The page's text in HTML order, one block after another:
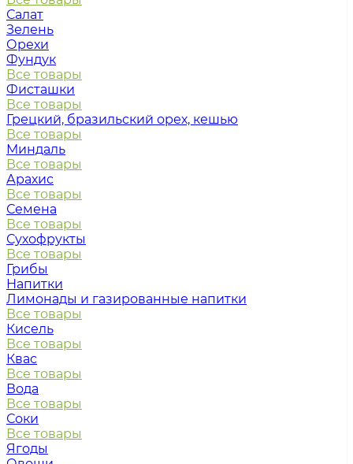
Салат
Зелень
Орехи
Фундук
Все товары
Фисташки
Все товары
Грецкий, бразильский орех, кешью
Все товары
Миндаль
Все товары
Арахис
Все товары
Семена
Все товары
Сухофрукты
Все товары
Грибы
Напитки
Лимонады и газированные напитки
Все товары
Кисель
Все товары
Квас
Все товары
Вода
Все товары
Соки
Все товары
Ягоды